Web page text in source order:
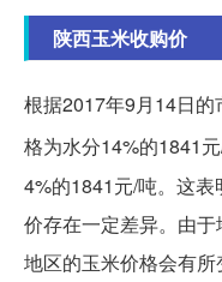
陕西玉米收购价
根据2017年9月14日
格为水分14%的1841
4%的1841元/吨。这
价存在一定差异。由
地区的玉米价格会有所